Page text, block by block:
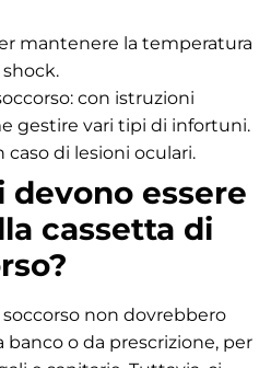
mantenere la temperatura
con istruzioni
gestire vari tipi di infortuni.
di lesioni oculari.
devono essere
cassetta di
non dovrebbero
banco o da prescrizione, per